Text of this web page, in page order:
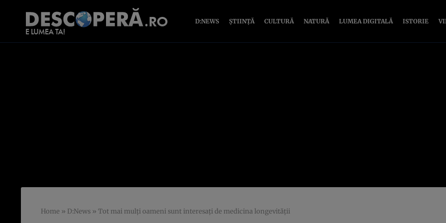
D:NEWS ȘTIINȚĂ CULTURĂ NATURĂ LUMEA DIGITALĂ ISTORIE
Home » D:News » Tot mai mulți oameni sunt interesați de medicina longevității